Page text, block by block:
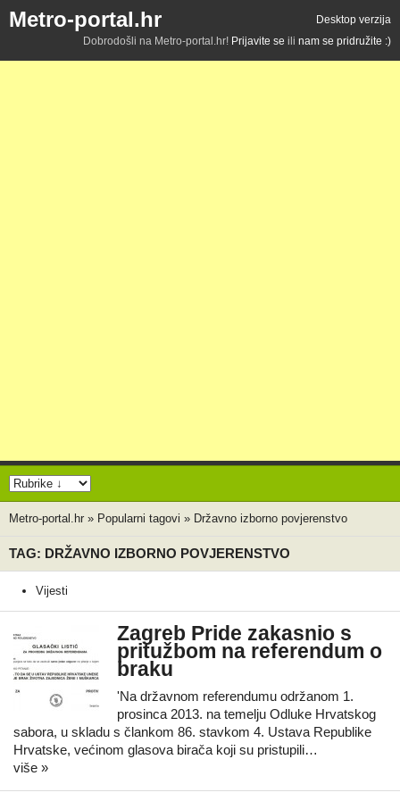
Metro-portal.hr
Desktop verzija
Dobrodošli na Metro-portal.hr! Prijavite se ili nam se pridružite :)
Metro-portal.hr » Popularni tagovi » Državno izborno povjerenstvo
TAG: DRŽAVNO IZBORNO POVJERENSTVO
Vijesti
Zagreb Pride zakasnio s
pritužbom na referendum o
braku
'Na državnom referendumu održanom 1.
prosinca 2013. na temelju Odluke Hrvatskog
sabora, u skladu s člankom 86. stavkom 4. Ustava Republike
Hrvatske, većinom glasova birača koji su pristupili…
više »